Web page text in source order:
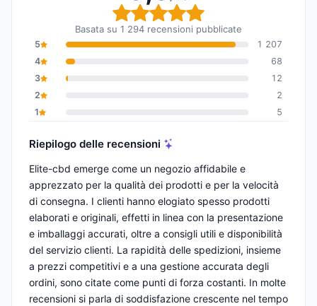
Valutazione globale:
Basata su 1 294 recensioni pubblicate
5
1 207
4
68
3
12
2
2
1
5
Riepilogo delle recensioni
Elite-cbd emerge come un negozio affidabile e
apprezzato per la qualità dei prodotti e per la velocità
di consegna. I clienti hanno elogiato spesso prodotti
elaborati e originali, effetti in linea con la presentazione
e imballaggi accurati, oltre a consigli utili e disponibilità
del servizio clienti. La rapidità delle spedizioni, insieme
a prezzi competitivi e a una gestione accurata degli
ordini, sono citate come punti di forza costanti. In molte
recensioni si parla di soddisfazione crescente nel tempo